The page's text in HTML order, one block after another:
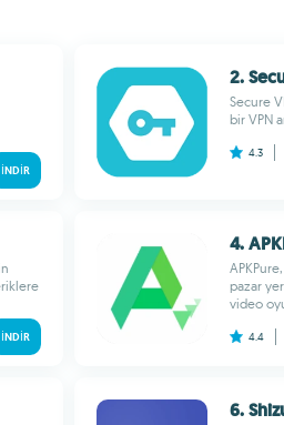
İNDIR
2.
Secure
bir VPN
4.3
İNDIR
4.
pazar
video
4.4
6.